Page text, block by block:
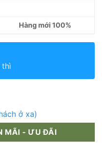
Hàng mới 100%
ở xa)
MÃI - ƯU ĐÃI